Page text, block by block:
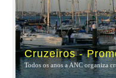
Cruzeiros -
Todos os anos a ANC organiza